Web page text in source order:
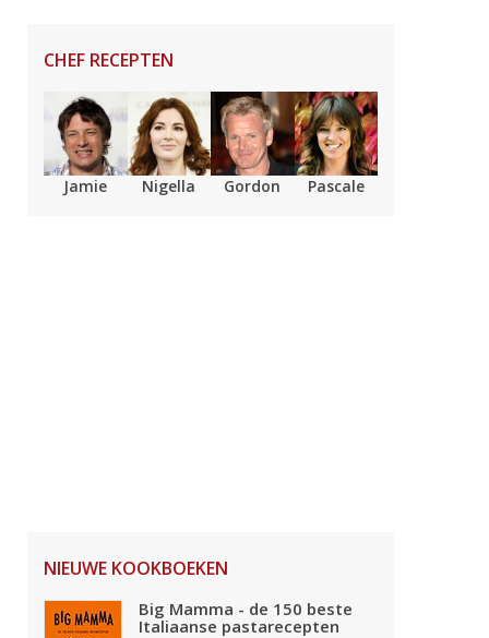
CHEF RECEPTEN
Jamie Nigella Gordon Pascale
NIEUWE KOOKBOEKEN
Big Mamma - de 150 beste
Italiaanse pastarecepten